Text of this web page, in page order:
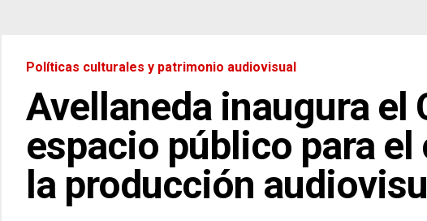
Políticas culturales y patrimonio audiovisual
Avellaneda inaugura el
espacio público para
la producción